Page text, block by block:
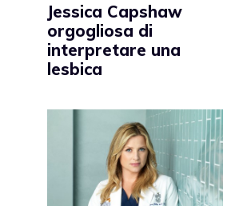
Jessica Capshaw
orgogliosa di
interpretare una
lesbica